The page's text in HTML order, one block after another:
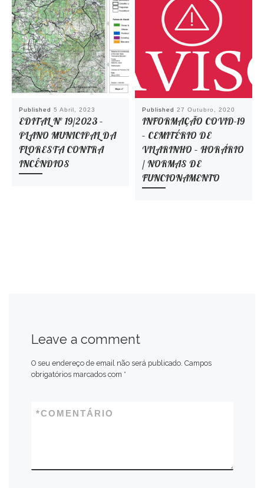
Published 5 Abril, 2023
EDITAL Nº 19/2023 –
PLANO MUNICIPAL DA
FLORESTA CONTRA
INCÊNDIOS
Published 27 Outubro, 2020
INFORMAÇÃO COVID-19
– CEMITÉRIO DE
VILARINHO – HORÁRIO
/ NORMAS DE
FUNCIONAMENTO
Leave a comment
O seu endereço de email não será publicado. Campos
obrigatórios marcados com *
COMENTÁRIO
*